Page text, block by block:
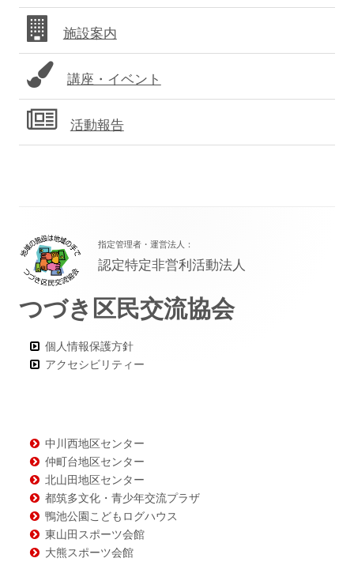
バ
ー
施設案内
講座・イベント
活動報告
ッ
タ
ー・
ン
ツ
指定管理者・運営法人：
認定特定非営利活動法人
つづき区民交流協会
個人情報保護方針
アクセシビリティー
中川西地区センター
仲町台地区センター
北山田地区センター
都筑多文化・青少年交流プラザ
鴨池公園こどもログハウス
東山田スポーツ会館
大熊スポーツ会館